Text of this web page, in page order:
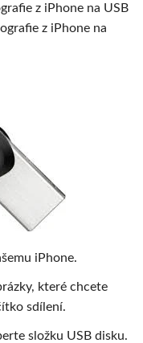
z iPhone na USB
z iPhone na
iPhone.
které chcete
sdílení.
složku USB disku.